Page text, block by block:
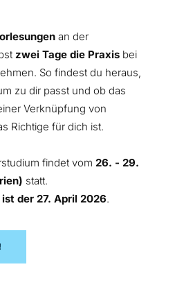
an der
zwei Tage die Praxis bei
So findest du heraus,
zu dir passt und ob das
Verknüpfung von
Richtige für dich ist.
findet vom 26. - 29.
statt.
der 27. April 2026.